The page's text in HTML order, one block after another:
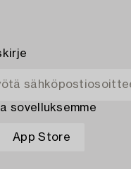
sovelluksemme
App Store